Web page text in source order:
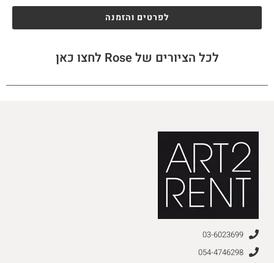
לפרטים והזמנה
לכל הציורים של Rose לחצו כאן
03-6023699
054-4746298